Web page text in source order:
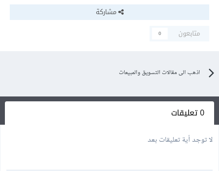
مشاركة
متابعون
0
اذهب الى مقالات التسويق والمبيعات
0 تعليقات
لا توجد أية تعليقات بعد